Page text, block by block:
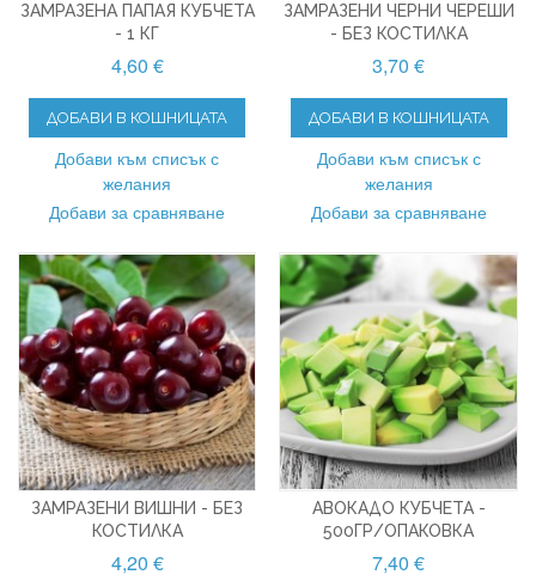
ЗАМРАЗЕНА ПАПАЯ КУБЧЕТА
- 1 КГ
4,60 €
ДОБАВИ В КОШНИЦАТА
Добави към списък с
желания
Добави за сравняване
ЗАМРАЗЕНИ ЧЕРНИ ЧЕРЕШИ
- БЕЗ КОСТИЛКА
3,70 €
ДОБАВИ В КОШНИЦАТА
Добави към списък с
желания
Добави за сравняване
ЗАМРАЗЕНИ ВИШНИ - БЕЗ
КОСТИЛКА
4,20 €
АВОКАДО КУБЧЕТА -
500ГР/ОПАКОВКА
7,40 €